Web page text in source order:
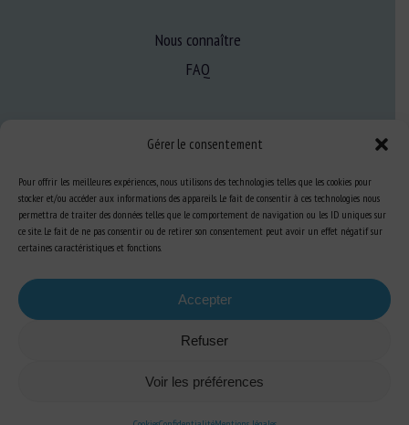
Gérer le consentement
Pour offrir les meilleures expériences, nous utilisons des technologies telles que les cookies pour
stocker et/ou accéder aux informations des appareils. Le fait de consentir à ces technologies nous
permettra de traiter des données telles que le comportement de navigation ou les ID uniques sur
ce site. Le fait de ne pas consentir ou de retirer son consentement peut avoir un effet négatif sur
certaines caractéristiques et fonctions.
Accepter
Refuser
Voir les préférences
Nous connaître
FAQ
Se former au BEA
S’abonner aux actualités